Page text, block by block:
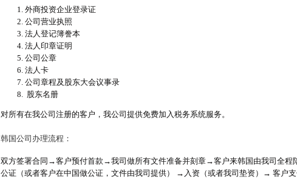
外商投资企业登录证
公司营业执照
法人登记簿誊本
法人印章证明
公司公章
法人卡
公司章程及股东大会议事录
股东名册
对所有在我公司注册的客户，我公司提供免费加入税务系统服务。
韩国公司办理流程：
双方签署合同→客户预付首款→我司做所有文件准备并刻章→客户来韩国由我司全程
公证（或者客户在中国做公证，文件由我司提供） →入资（或者我司垫资）→ 客户支